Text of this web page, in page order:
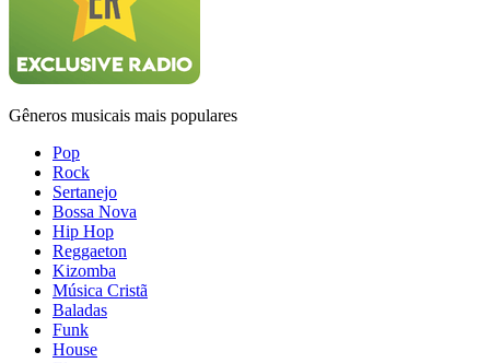
Gêneros musicais mais populares
Pop
Rock
Sertanejo
Bossa Nova
Hip Hop
Reggaeton
Kizomba
Música Cristã
Baladas
Funk
House